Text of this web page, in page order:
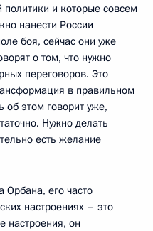
и которые совсем
нанести России
боя, сейчас они уже
о том, что нужно
переговоров. Это
в правильном
об этом говорит уже,
Нужно делать
есть желание
Орбана, его часто
настроениях – это
настроения, он